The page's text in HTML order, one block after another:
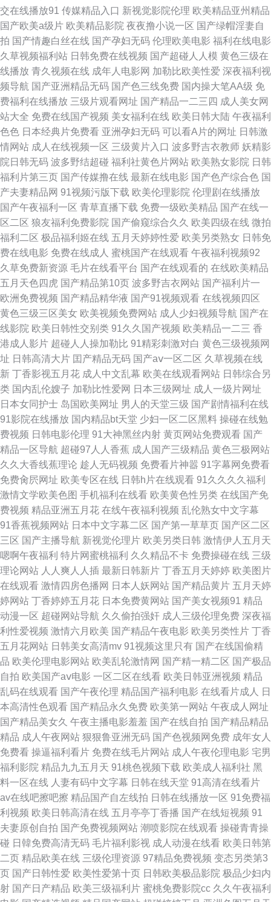
码成人无码专区 国产精品久久九九久 草草国产午夜 91色狼免费网站 亚洲综
合成人天天精品天堂久久五月丁香 欧美浮力导航 久久色导航福利视频 狠狠
六月天婷婷 国产不卡va人妻网站 www无码乱轮 91看频 天天草视频69av 欧
美日韩国产探花成人 超碰在线撸 亚洲丝袜美腿 日韩专区第9页 欧美在线一区
观看 老湿剧场 含羞草直接看片视频 抖阴免费 99热黑料伦理 91极品学生精品
视频 手机在线播放黄色片 久艹视频在线免费观看 国产91探花在线 中文字幕
日韩精品这里 五月六月激情综合 日韩成人第一页 欧美色国 久久伊人网站 韩
国色色网 传媒在线一区 99久久偷拍小视频 91妹妹 自慰久久一区二区 欧美久
久久久国产综合久久国产黄色 六月天婷婷影院 操操操AB 后入大屁股视频在
线 第一页中文字幕 ts伪娘视频在线观看 91探花高中生 91成人18在线观看 一
线天无马专区 欧美一区二区成人片 国产精品丝袜 18禁操逼福利社 亚洲欧洲
啊av 深夜福利免费看 青青久草av 久久不射网 国产一级久久毛片精品 国产网
站在线观看高清 成人在线草艹 肏屄高清 97资原总网 美欧aⅤ 精品少妇123区
99re蜜桃 亚洲蜜桃承认网 熟女啪啪一区二区三区 超碰在线33 在线日韩伦理
无码伊人综合网 色爱终合网 9191成人在线 亚洲国产线看看 色资源网址 三级
国产久久 欧洲成人 天堂AVmf 色国产色网站 日本黄色mv 欧美韩日在线一卡
二卡 蜜桃黄色网址 久久草日批 狠狠插狠狠干 国产丰满熟妇大乳做爰 九一国
产精品 黄色精品在线 国产美女网站 成人精品aⅴ免费观 爱豆传媒网站观看 97
资源共享总战 91久久中文网 51久久草在线 日韩国产在线 日韩另类第一页 人
人操人人摸人人操人人摸久久久久久少妇成人AV 51视频手机在线播放 一级
欧美 www人人人人艹 91xxcc 亚洲区瑟瑟瑟 美女被91 久久视频在线 九1在
线网页 黑丝白虎91 国产九一香蕉视频 国产第一页 成人的视频 av免费日韩
91无码毛片 91看片在线看片 www91传媒 97资源久久 91视频成人x站 91色
色自拍 91链接在线观看 91次元刺激自拍视频 中文乱码免费一区二区三区vv
91香蕉污视频下载 91香蕉视平 91射精网站无打码 91看片婬 91吃瓜抖阴 伊
人国产传媒 伊人成人色图 天美成人免费 欧美午夜精品久久久久久 91黑丝蕾
丝污 91大片免费观看视频 91www一起草 一本综合久久加勒比色色 亚洲色婷
婷综合久久久久中文 丝袜久久亚洲国产亚洲精品 91熟女在线 97人人看人人
免费草 91重口味 91网作爱 91网站网页免费 91麻豆麻豆国产视频 91黄色网
入口站 91国内熟妇在线视频 91网址 91网址在线入口 91快播www 91黑丝摩
交在线播放91 传媒精品入口 新视觉影院伦理 欧美精品亚州精品
国产欧美a级片 欧美精品影院 夜夜撸小说一区 国产绿帽淫妻自
拍 国产情趣白丝在线 国产孕妇无码 伦理欧美电影 福利在线电影
久草视频福利站 日韩免费在线视频 国产超碰人人模 黄色三级在
线播放 青久视频在线 成年人电影网 加勒比欧美性爱 深夜福利视
频导航 国产亚洲精品无码 国产色三线免费 国内操大笔AA级 免
费福利在线播放 三级片观看网址 国产精品一二三四 成人美女网
站大全 免费在线国产视频 美女福利在线 欧美日韩大陆 午夜福利
色色 日本经典片免费看 亚洲孕妇无码 可以看A片的网址 日韩激
情网站 成人在线视频一区 三级黄片入口 波多野吉衣教师 妖精影
院日韩无码 波多野结超碰 福利社黄色片网站 欧美熟女影院 日韩
福利片第三页 国产传媒撸在线 最新在线电影 国产色产综合色 国
产夫妻精品网 91视频污版下载 欧美伦理影院 伦理剧在线播放
国产午夜福利一区 青草直播下载 免费一级欧美精品 国产在线一
区二区 狼友福利免费影院 国产偷窥综合久久 欧美四级在线 微拍
福利二区 极品福利姬在线 五月天婷婷性爱 欧美另类熟女 日韩免
费在线电影 免费在线成人 蜜桃国产在线观看 午夜福利视频92
久草免费新资源 毛片在线看平台 国产在线观看的 在线欧美精品
五月天色四虎 国产精品第10页 波多野吉衣网站 国产福利片一
欧洲免费视频 国产精品精华液 国产91视频观看 在线视频四区
黄色三级三区美女 欧美视频免费网站 成人少妇视频导航 国产在
线影院 欧美日韩性交别类 91久久国产视频 欧美精品一二三 香
港成人影片 超碰人人操加勒比 91精彩刺激对白 黄色三级视频网
址 日韩高清大片 囯产精品无码 国产aⅴ一区二区 久草视频在线
新 丁香影视五月花 成人中文乱幕 欧美在线观看网站 日韩综合另
类 国内乱伦嫂子 加勒比性爱网 日本三级网址 成人一级片网址
日本女同护士 岛国欧美网址 男人的天堂三级 国产剧情福利在线
91影院在线播放 国内精品bt天堂 少妇一区二区黑料 操碰在线勉
费视频 日韩电影伦理 91大神黑丝内射 黄页网站免费观看 国产
精品一区导航 超碰97人人香蕉 成人国产三级精品 黄色三极网站
久久大香线蕉理论 趁人无码视频 免费看片神嚣 91字幕网免费看
免费肏屄网址 欧美专区在线 日韩h片在线观看 91久久久久福利
激情文学欧美色图 手机福利在线看 欧美黄色性另类 在线国产免
费视频 精品亚洲五月花 在线午夜福利视频 乱伦熟女中文字幕
91香蕉视频网站 日本中文字幕二区 国产第一草草页 国产区二区
三区 国产主播导航 新视觉伦理片 欧美另类日韩 激情伊人五月天
嗯啊午夜福利 特片网蜜桃福利 久久精品不卡 免费操碰在线 三级
理论网站 人人爽人人插 最新日韩新片 丁香五月天婷婷 欧美图片
在线观看 激情四房色播网 日本人妖网站 国产精品黄片 五月天婷
婷网站 丁香婷婷五月花 日本免费黄网站 国产美女视频91 精品
动漫一区 超碰网站导航 久久偷拍强奸 成人三级伦理免费 深夜福
利性爱视频 激情六月欧美 国产精品午夜电影 欧美另类性片 丁香
五月花网站 日韩美女高清mv 91视频这里只有 国产在线国偷精
品 欧美伦理电影网站 欧美乱轮激情网 国产精一精二区 国产极品
自拍 欧美国产aⅴ电影 一区二区在线看 欧美日韩亚洲视频 精品
乱码在线观看 国产午夜伦理 精品国产福利电影 在线看片成人
日
本高清性色观看 国产精品永久免费 欧美第一网站 午夜成人网址
国产精品美女久 午夜主播电影羞羞 国产在线自拍 国产精品精品
精品 成人午夜网站 狠狠鲁亚洲无码 国产色视频网免费 成年女人
免费看 操逼福利看片 免费在线毛片网站 成人午夜伦理电影 宅男
福利影院 精品九九五月天 91桃色视频下载 欧美成人福利社 黑
料一区在线 人妻有码中文字幕 日韩在线天堂 91高清在线看片
av在线吧擦吧擦 精品国产自左线拍 日韩在线播放一区 91免费福
利视频 欧美日韩高清在线 五月亭亭丁香播 国产在线短视频 91
夫妻原创自拍 国产免费视频网站 潮喷影院在线观看 操碰青青操
碰 日韓免费高清无码 毛片福利影视 成人动漫在线看 欧美日韩第
二页 精品欧美在线 三级伦理资源 97精品免费视频 变态另类第3
页 国产日韩性爱 欧美性爱第十页 日韩欧美极品影院 极品少妇内
射 国产日产精品 欧美三级福利片 蜜桃免费影院cc 久久午夜福利